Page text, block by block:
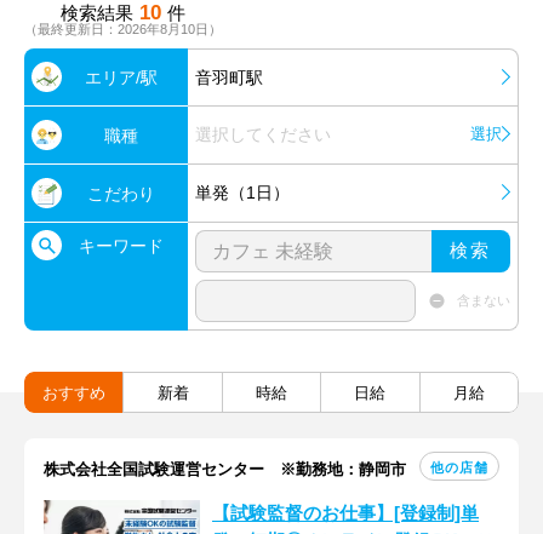
検索結果 10 件
（最終更新日：2026年8月10日）
エリア/駅 音羽町駅
職種 選択してください 選択
こだわり 単発（1日）
キーワード 検索
含まない
おすすめ 新着 時給 日給 月給
株式会社全国試験運営センター ※勤務地：静岡市 他の店舗
【試験監督のお仕事】[登録制]単